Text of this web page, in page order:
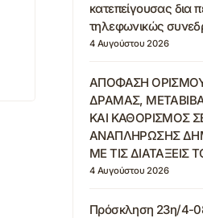
κατεπείγουσας δια
τηλεφωνικώς
4 Αυγούστου 2026
ΑΠΟΦΑΣΗ
ΔΡΑΜΑΣ,
ΚΑΙ ΚΑΘΟΡΙΣΜΟΣ
ΑΝΑΠΛΗΡΩΣΗΣ
ΜΕ ΤΙΣ ΔΙΑΤΑΞΕΙΣ
4 Αυγούστου 2026
Πρόσκληση 23η/4-